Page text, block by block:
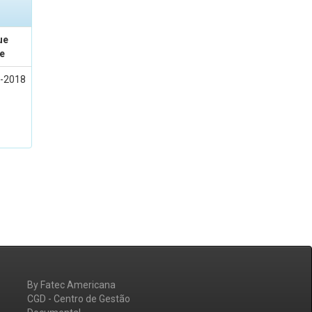
2018
By Fatec Americana
CGD - Centro de Gestão